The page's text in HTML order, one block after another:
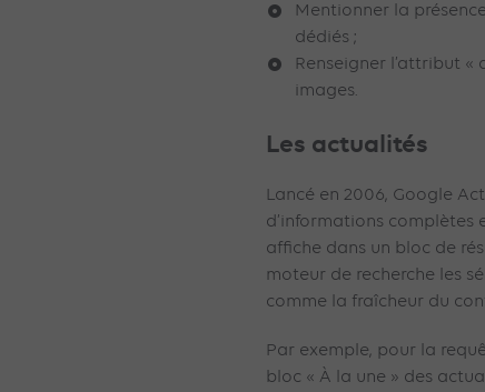
Mentionner la
dédiés ;
Renseigner l’attribut
images.
Les actualités
Lancé en 2006, Google
d’informations complètes
affiche dans un bloc de
moteur de recherche les
comme la fraîcheur du
Par exemple, pour la
bloc « À la une » des